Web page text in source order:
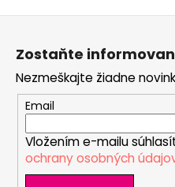
Zostaňte
Nezmeškajte žiadne
Email
Vložením e-mailu
ochrany osobných